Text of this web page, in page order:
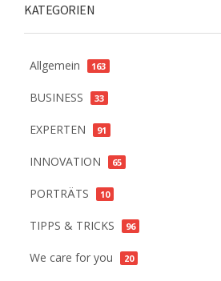
KATEGORIEN
Allgemein 163
BUSINESS 33
EXPERTEN 91
INNOVATION 65
PORTRÄTS 10
TIPPS & TRICKS 96
We care for you 20